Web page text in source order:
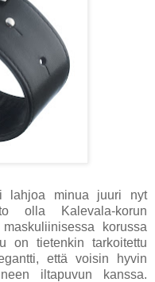
lahjoa minua juuri nyt
olla Kalevala-korun
korussa
on tietenkin tarkoitettu
että voisin hyvin
iltapuvun kanssa.